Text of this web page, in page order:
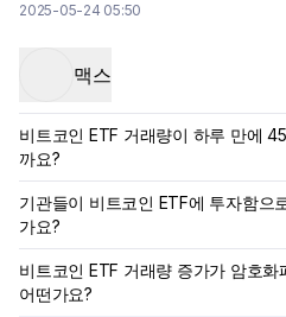
2025-05-24 05:50
맥스
비트코인 ETF 거래량이 하루 만에
까요?
기관들이 비트코인 ETF에 투자함으
가요?
비트코인 ETF 거래량 증가가 암호
어떤가요?